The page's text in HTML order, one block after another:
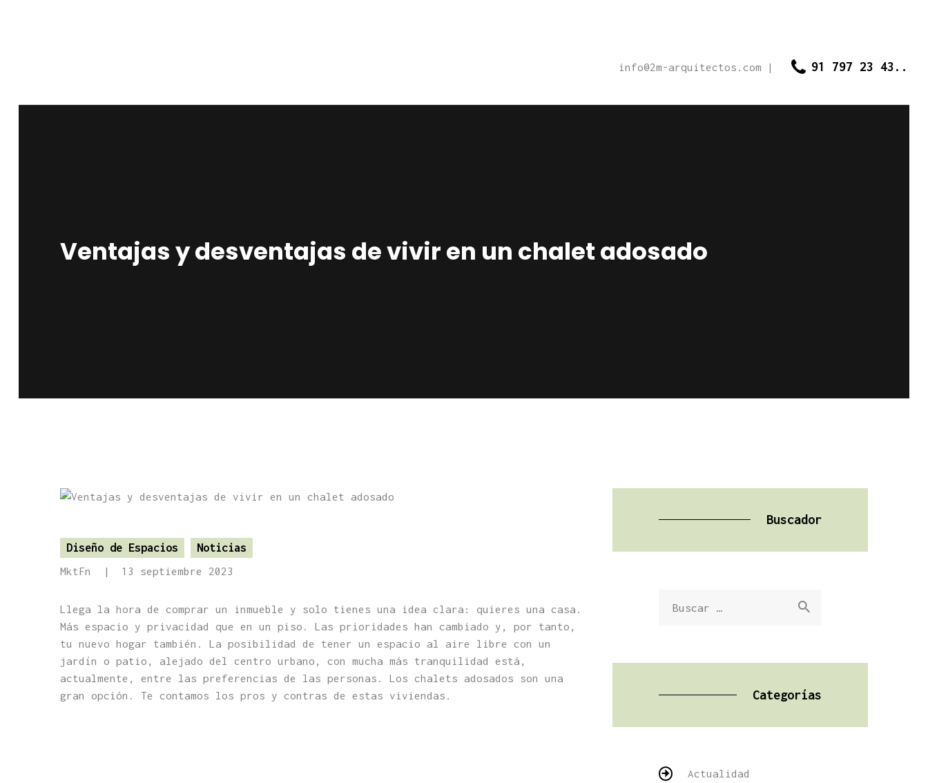
info@2m-arquitectos.com | 91 797 23 43..
Ventajas y desventajas de vivir en un chalet adosado
Proyectos
Presupuesto
Diseño de Espacios
Noticias
MktFn
13 septiembre 2023
Llega la hora de comprar un inmueble y solo tienes una idea clara: quieres una casa.
Más espacio y privacidad que en un piso. Las prioridades han cambiado y, por tanto,
tu nuevo hogar también. La posibilidad de tener un espacio al aire libre con un
jardín o patio, alejado del centro urbano, con mucha más tranquilidad está,
actualmente, entre las preferencias de las personas. Los chalets adosados son una
gran opción. Te contamos los pros y contras de estas viviendas.
Buscador
Categorías
Actualidad